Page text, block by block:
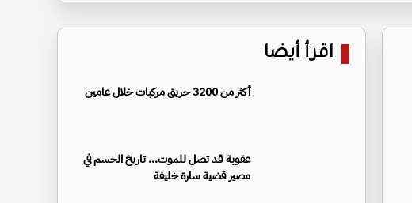
اقرأ أيضا
أكثر من 3200 حريق مركبات خلال عامين
عقوبة قد تصل للموت... تاريخ الحسم في
مصير قضية سارة خليفة